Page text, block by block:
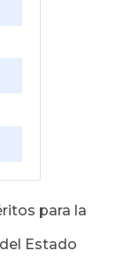
para la
Estado